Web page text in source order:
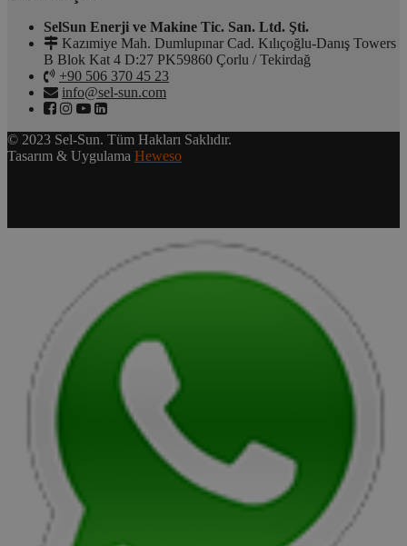
SelSun Enerji ve Makine Tic. San. Ltd. Şti.
Kazımiye Mah. Dumlupınar Cad. Kılıçoğlu-Danış Towers
B Blok Kat 4 D:27 PK59860 Çorlu / Tekirdağ
+90 506 370 45 23
info@sel-sun.com
© 2023 Sel-Sun. Tüm Hakları Saklıdır.
Tasarım & Uygulama Heweso